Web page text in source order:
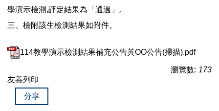
學演示檢測,評定結果為「通過」。
三、檢附該生檢測結果如附件。
114教學演示檢測結果補充公告黃OO公告(掃描).pdf
瀏覽數: 173
友善列印
分享